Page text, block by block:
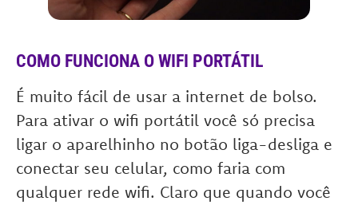
COMO FUNCIONA O WIFI PORTÁTIL
É muito fácil de usar a internet de bolso.
Para ativar o wifi portátil você só precisa
ligar o aparelhinho no botão liga-desliga e
conectar seu celular, como faria com
qualquer rede wifi. Claro que quando você